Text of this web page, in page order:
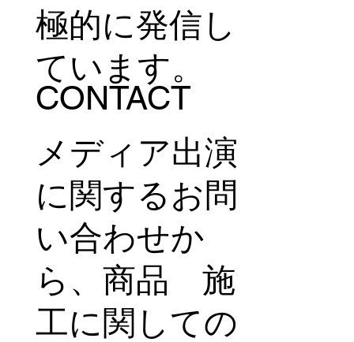
極的に発信し
ています。
CONTACT
メディア出演
に関するお問
い合わせか
ら、商品 施
工に関しての